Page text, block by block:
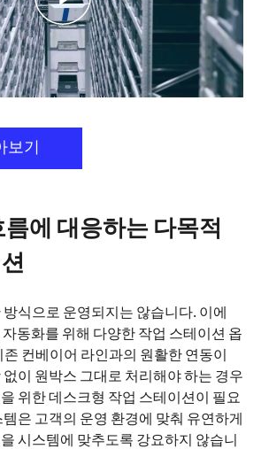
보기
름에 대응하는 다목적
식으로 운영되지는 않습니다. 이에
자동화를 위해 다양한 작업 스테이션 옵
컨베이어 라인과의 원활한 연동이
이 원박스 그대로 처리해야 하는 경우
위한 데스크형 작업 스테이션이 필요
은 고객의 운영 환경에 맞춰 유연하게
시스템에 맞추도록 강요하지 않습니